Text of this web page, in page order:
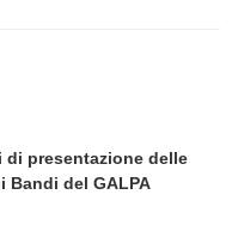
di presentazione delle
Bandi del GALPA